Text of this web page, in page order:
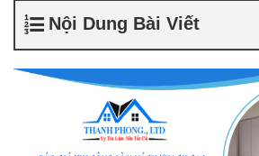
Nội Dung Bài Viết